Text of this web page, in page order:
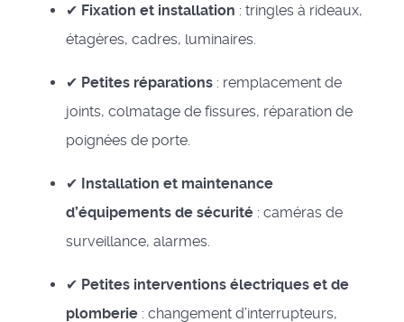
✔ Fixation et installation : tringles à rideaux,
étagères, cadres, luminaires.
✔ Petites réparations : remplacement de
joints, colmatage de fissures, réparation de
poignées de porte.
✔ Installation et maintenance
d’équipements de sécurité : caméras de
surveillance, alarmes.
✔ Petites interventions électriques et de
plomberie : changement d’interrupteurs,